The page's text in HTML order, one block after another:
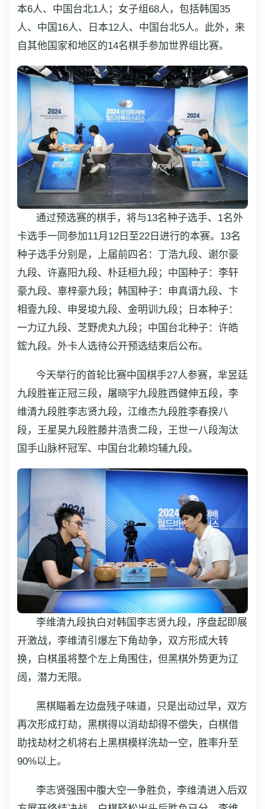
本6人、中国台北1人；女子组68人，包括韩国35
人、中国16人、日本12人、中国台北5人。此外，来
自其他国家和地区的14名棋手参加世界组比赛。
通过预选赛的棋手，将与13名种子选手、1名外
卡选手一同参加11月12日至22日进行的本赛。13名
种子选手分别是，上届前四名：丁浩九段、谢尔豪
九段、许嘉阳九段、朴廷桓九段；中国种子：李轩
豪九段、辜梓豪九段；韩国种子：申真谞九段、卞
相壹九段、申旻埈九段、金明训九段；日本种子：
一力辽九段、芝野虎丸九段；中国台北种子：许皓
鋐九段。外卡人选待公开预选结束后公布。
今天举行的首轮比赛中国棋手27人参赛，芈昱廷
九段胜崔正冠三段，屠晓宇九段胜西健伸五段，李
维清九段胜李志贤九段，江维杰九段胜李春揆八
段，王星昊九段胜藤井浩贵二段，王世一八段淘汰
国手山脉杯冠军、中国台北赖均辅九段。
李维清九段执白对韩国李志贤九段，序盘起即展
开激战，李维清引爆左下角劫争，双方形成大转
换，白棋虽将整个左上角围住，但黑棋外势更为辽
阔，潜力无限。
黑棋瞄着左边盘残子味道，只是出动过早，双方
再次形成打劫，黑棋得以消劫却得不偿失，白棋借
助找劫材之机将右上黑棋模样洗劫一空，胜率升至
90%以上。
李志贤强围中腹大空一争胜负，李维清进入后双